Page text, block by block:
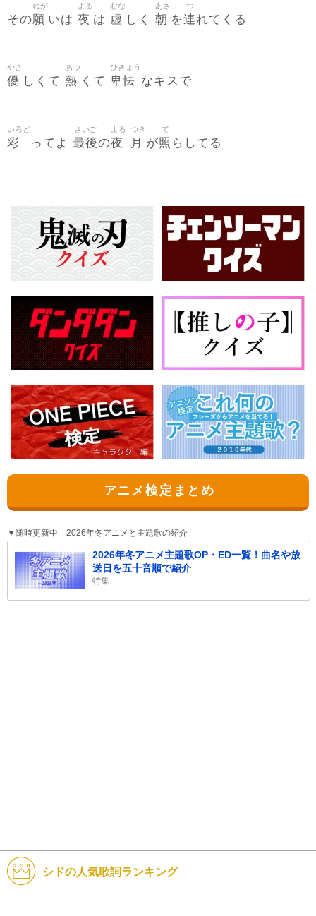
その願
ねが
いは 夜
よる
は 虚
むな
しく 朝
あさ
を連
つ
れてくる
優
やさ
しくて 熱
あつ
くて 卑怯
ひきょう
なキスで
彩
いろど
ってよ 最後
さいご
の夜
よる
月
つき
が照
て
らしてる
アニメ検定まとめ
▼随時更新中 2026年冬アニメと主題歌の紹介
2026年冬アニメ主題歌OP・ED一覧！曲名や放
送日を五十音順で紹介
特集
シドの人気歌詞ランキング